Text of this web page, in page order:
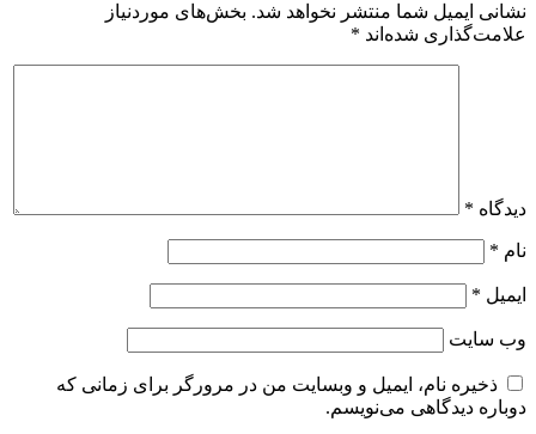
نشانی ایمیل شما منتشر نخواهد شد. بخش‌های موردنیاز
علامت‌گذاری شده‌اند *
دیدگاه *
نام *
ایمیل *
وب‌ سایت
ذخیره نام، ایمیل و وبسایت من در مرورگر برای زمانی که
دوباره دیدگاهی می‌نویسم.